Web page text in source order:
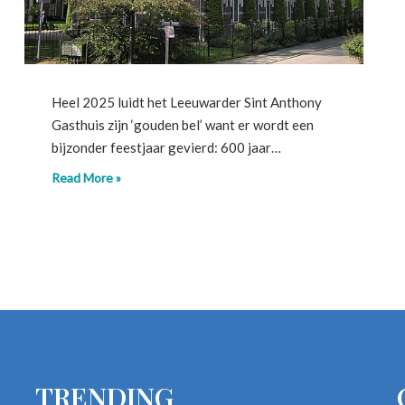
Heel 2025 luidt het Leeuwarder Sint Anthony
Gasthuis zijn ‘gouden bel’ want er wordt een
bijzonder feestjaar gevierd: 600 jaar…
Read More »
TRENDING